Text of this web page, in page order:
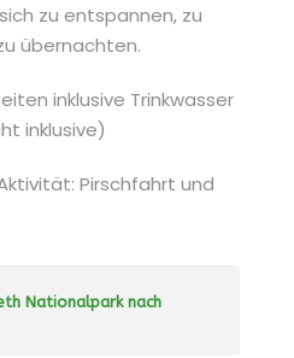
zu entspannen, zu
übernachten.
inklusive Trinkwasser
inklusive)
Pirschfahrt und
Nationalpark nach